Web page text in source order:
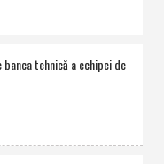
tehnică a echipei de